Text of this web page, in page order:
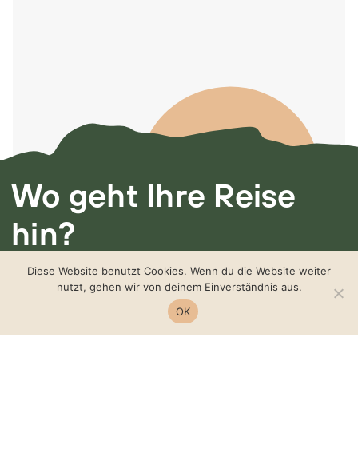
Wo geht Ihre Reise
hin?
Ich freue mich von
Ihnen zu hören.
Diese Website benutzt Cookies. Wenn du die Website weiter
nutzt, gehen wir von deinem Einverständnis aus.
OK